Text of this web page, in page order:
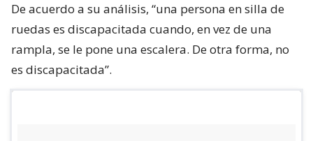
De acuerdo a su análisis, “una persona en silla de
ruedas es discapacitada cuando, en vez de una
rampla, se le pone una escalera. De otra forma, no
es discapacitada”.